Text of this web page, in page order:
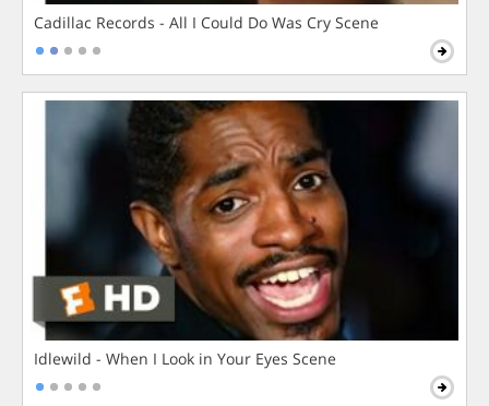
Cadillac Records - All I Could Do Was Cry Scene
Idlewild - When I Look in Your Eyes Scene